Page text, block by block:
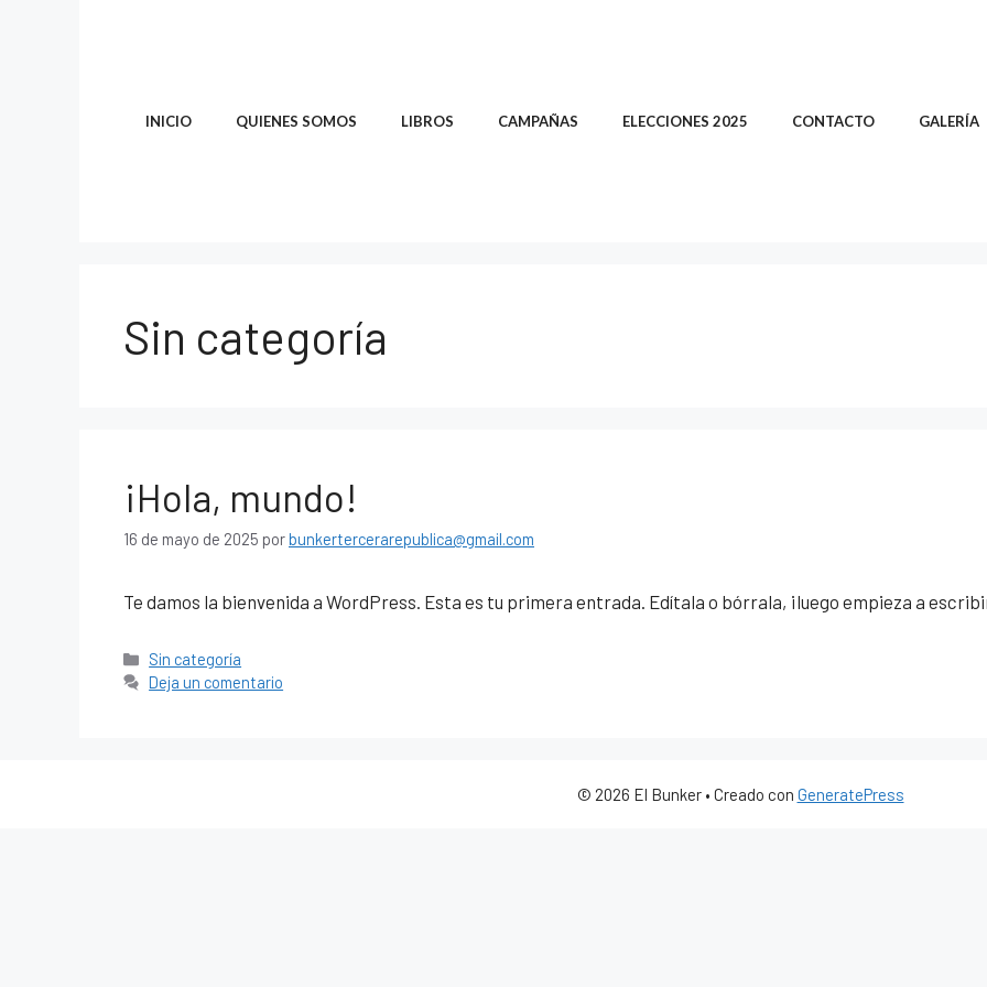
INICIO QUIENES SOMOS LIBROS CAMPAÑAS ELECCIONES 2025 CONTACTO GALERÍA
Sin categoría
¡Hola, mundo!
16 de mayo de 2025 porbunkertercerarepublica@gmail.com
Te damos la bienvenida a WordPress. Esta es tu primera entrada. Edítala o bórrala, ¡luego empieza a
Categorías
Sin categoría
Deja un comentario
© 2026 El Bunker• Creado con GeneratePress